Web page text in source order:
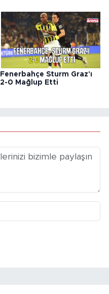
Fenerbahçe Sturm Graz'ı
2-0 Mağlup Etti